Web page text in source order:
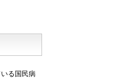
る国民病